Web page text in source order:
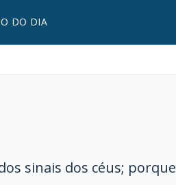
DO DIA
sinais dos céus; porque